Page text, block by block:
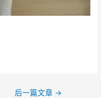
后一篇文章 →